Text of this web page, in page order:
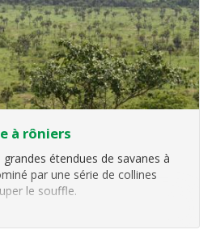
à rôniers
étendues de savanes à
par une série de collines
le souffle.